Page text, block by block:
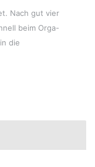
Nach gut vier
beim Orga-
die